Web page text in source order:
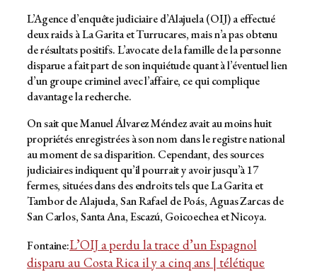
L’Agence d’enquête judiciaire d’Alajuela (OIJ) a effectué
deux raids à La Garita et Turrucares, mais n’a pas obtenu
de résultats positifs. L’avocate de la famille de la personne
disparue a fait part de son inquiétude quant à l’éventuel lien
d’un groupe criminel avec l’affaire, ce qui complique
davantage la recherche.
On sait que Manuel Álvarez Méndez avait au moins huit
propriétés enregistrées à son nom dans le registre national
au moment de sa disparition. Cependant, des sources
judiciaires indiquent qu’il pourrait y avoir jusqu’à 17
fermes, situées dans des endroits tels que La Garita et
Tambor de Alajuela, San Rafael de Poás, Aguas Zarcas de
San Carlos, Santa Ana, Escazú, Goicoechea et Nicoya.
Fontaine:L’OIJ a perdu la trace d’un Espagnol
disparu au Costa Rica il y a cinq ans | télétique